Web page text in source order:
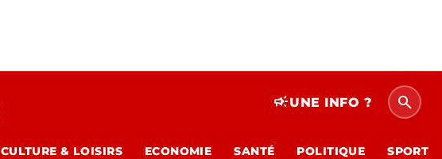
campaignUNE INFO ? search
CULTURE & LOISIRS ECONOMIE SANTÉ POLITIQUE SPORT